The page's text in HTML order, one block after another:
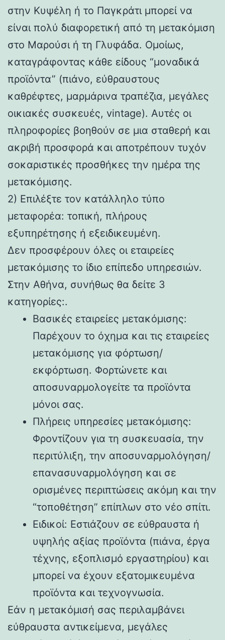
στην Κυψέλη ή το Παγκράτι μπορεί να
είναι πολύ διαφορετική από τη μετακόμιση
στο Μαρούσι ή τη Γλυφάδα. Ομοίως,
καταγράφοντας κάθε είδους “μοναδικά
προϊόντα” (πιάνο, εύθραυστους
καθρέφτες, μαρμάρινα τραπέζια, μεγάλες
οικιακές συσκευές, vintage). Αυτές οι
πληροφορίες βοηθούν σε μια σταθερή και
ακριβή προσφορά και αποτρέπουν τυχόν
σοκαριστικές προσθήκες την ημέρα της
μετακόμισης.
2) Επιλέξτε τον κατάλληλο τύπο
μεταφορέα: τοπική, πλήρους
εξυπηρέτησης ή εξειδικευμένη.
Δεν προσφέρουν όλες οι εταιρείες
μετακόμισης το ίδιο επίπεδο υπηρεσιών.
Στην Αθήνα, συνήθως θα δείτε 3
κατηγορίες:.
Βασικές εταιρείες μετακόμισης:
Παρέχουν το όχημα και τις εταιρείες
μετακόμισης για φόρτωση/
εκφόρτωση. Φορτώνετε και
αποσυναρμολογείτε τα προϊόντα
μόνοι σας.
Πλήρεις υπηρεσίες μετακόμισης:
Φροντίζουν για τη συσκευασία, την
περιτύλιξη, την αποσυναρμολόγηση/
επανασυναρμολόγηση και σε
ορισμένες περιπτώσεις ακόμη και την
“τοποθέτηση” επίπλων στο νέο σπίτι.
Ειδικοί: Εστιάζουν σε εύθραυστα ή
υψηλής αξίας προϊόντα (πιάνα, έργα
τέχνης, εξοπλισμό εργαστηρίου) και
μπορεί να έχουν εξατομικευμένα
προϊόντα και τεχνογνωσία.
Εάν η μετακόμισή σας περιλαμβάνει
εύθραυστα αντικείμενα, μεγάλες